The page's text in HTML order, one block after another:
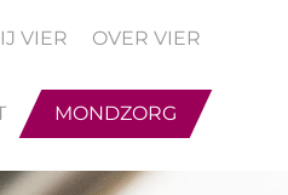
VIER OVER VIER
MONDZORG